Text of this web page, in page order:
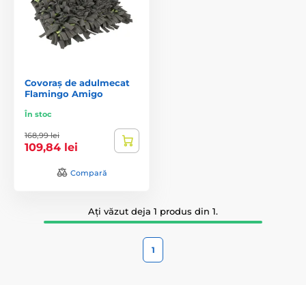
Covoraș de adulmecat
Flamingo Amigo
În stoc
168,99 lei
109,84 lei
Compară
Ați văzut deja 1 produs din 1.
1